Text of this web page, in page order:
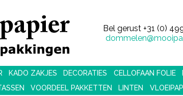
Bel gerust +31 (0)
KADO ZAKJES DECORATIES CELLOFAAN FOLIE
VOORDEEL PAKKETTEN LINTEN